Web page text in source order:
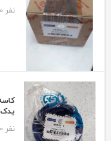
0 نفر
0 نفر